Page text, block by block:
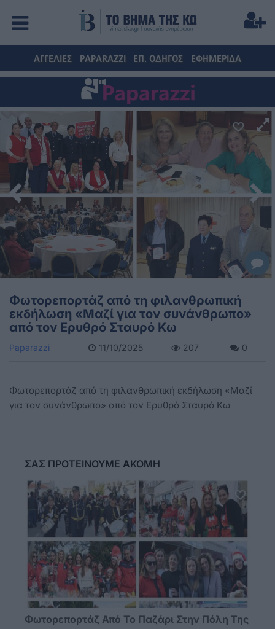
ΑΓΓΕΛΙΕΣ PAPARAZZI ΕΠ. ΟΔΗΓΟΣ ΕΦΗΜΕΡΙΔΑ
Φωτορεπορτάζ από τη φιλανθρωπική
εκδήλωση «Μαζί για τον συνάνθρωπο»
από τον Ερυθρό Σταυρό Κω
Paparazzi 11/10/2025 207 0
Φωτορεπορτάζ από τη φιλανθρωπική εκδήλωση «Μαζί
για τον συνάνθρωπο» από τον Ερυθρό Σταυρό Κω
ΣΑΣ ΠΡΟΤΕΙΝΟΥΜΕ ΑΚΟΜΗ
Φωτορεπορτάζ Από Το Παζάρι Στην Πόλη Της